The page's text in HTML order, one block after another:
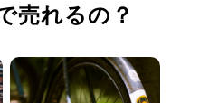
売れるの？